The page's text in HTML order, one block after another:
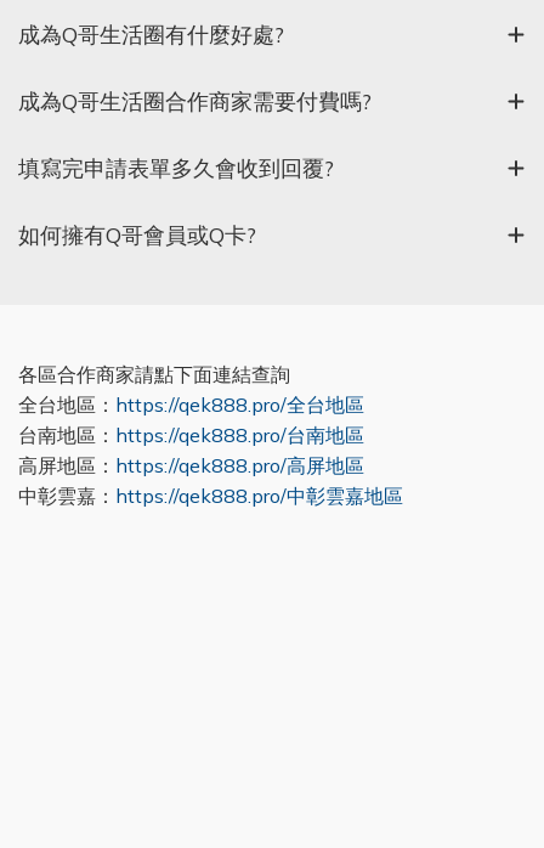
成為Q哥生活圈有什麼好處?
成為Q哥生活圈合作商家需要付費嗎?
填寫完申請表單多久會收到回覆?
如何擁有Q哥會員或Q卡?
各區合作商家請點下面連結查詢
全台地區： https://qek888.pro/全台地區
台南地區： https://qek888.pro/台南地區
高屏地區： https://qek888.pro/高屏地區
中彰雲嘉： https://qek888.pro/中彰雲嘉地區